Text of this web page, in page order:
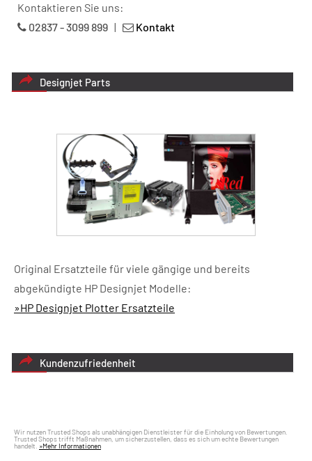
Kontaktieren Sie uns:
02837 - 3099 899 | Kontakt
Designjet Parts
Original Ersatzteile für viele gängige und bereits
abgekündigte HP Designjet Modelle:
»HP Designjet Plotter Ersatzteile
Kundenzufriedenheit
Wir nutzen Trusted Shops als unabhängigen Dienstleister für die Einholung von Bewertungen.
Trusted Shops trifft Maßnahmen, um sicherzustellen, dass es sich um echte Bewertungen
handelt. »Mehr Informationen